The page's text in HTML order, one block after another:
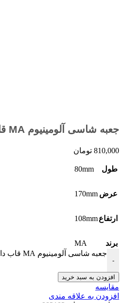
جعبه شاسی آلومینیوم MA قاب دار دوتایی ایرانی
810,000 تومان
طول 80mm
عرض 170mm
ارتفاع108mm
برند MA
-
جعبه شاسی آلومینیوم MA قاب دار دوتایی ایرانی عدد
افزودن به سبد خرید
مقايسه
افزودن به علاقه مندی